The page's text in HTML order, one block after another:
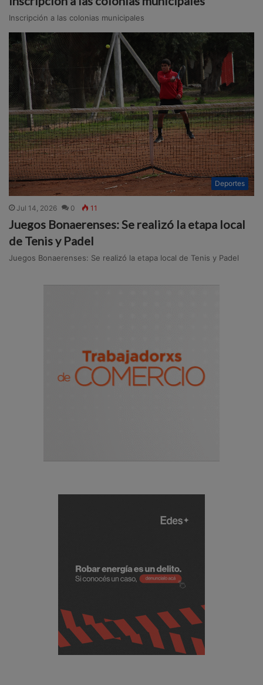
Inscripción a las colonias municipales
Deportes
Jul 14, 2026 0 11
Juegos Bonaerenses: Se realizó la etapa local
de Tenis y Padel
Juegos Bonaerenses: Se realizó la etapa local de Tenis y Padel